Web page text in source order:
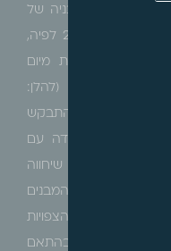
לתכנון ובניה של
") מיום 20.12.23 לפיה,
להתנגדויות מיום
ולאשר את תמ"ל 2039 "קרית ים יוספטל", (להלן:
בית המשפט התבקש
בתוכנית לועדה עם
מומחיות וניסיון שיחווה
הנדרשים לבנית המבנים
העודפות הצפויות
מסמכי התוכנית בהתאם